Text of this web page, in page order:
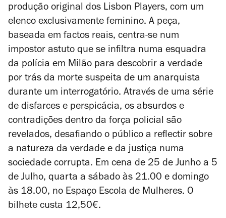
produção original dos Lisbon Players, com um
elenco exclusivamente feminino. A peça,
baseada em factos reais, centra-se num
impostor astuto que se infiltra numa esquadra
da polícia em Milão para descobrir a verdade
por trás da morte suspeita de um anarquista
durante um interrogatório. Através de uma série
de disfarces e perspicácia, os absurdos e
contradições dentro da força policial são
revelados, desafiando o público a reflectir sobre
a natureza da verdade e da justiça numa
sociedade corrupta. Em cena de 25 de Junho a 5
de Julho, quarta a sábado às 21.00 e domingo
às 18.00, no Espaço Escola de Mulheres. O
bilhete custa 12,50€.